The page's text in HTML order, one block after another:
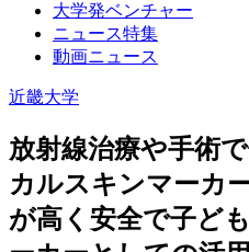
大学発ベンチャー
ニュース特集
動画ニュース
近畿大学
放射線治療や手術
カルスキンマーカ
が高く安全で子ど